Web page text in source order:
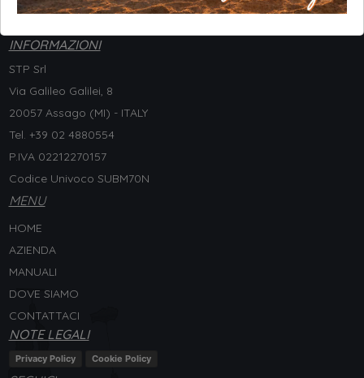
INFORMAZIONI
STP Srl
Via Galileo Galilei, 8
20057 Assago (MI) - ITALY
Tel. +39 02 4880554
P.IVA 02212270157
Codice Univoco SUBM70N
MENU
HOME
AZIENDA
MANUALI
DOVE SIAMO
CONTATTACI
NOTE LEGALI
Privacy Policy Cookie Policy